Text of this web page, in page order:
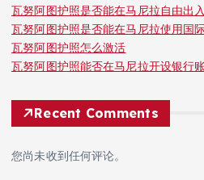
瓦努阿图护照是否能在马尼拉自由出
瓦努阿图护照是否能在马尼拉使用国
瓦努阿图护照怎么激活
瓦努阿图护照能否在马尼拉开设银行
Recent Comments
您尚未收到任何评论。